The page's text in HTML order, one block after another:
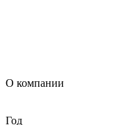
О компании
Год